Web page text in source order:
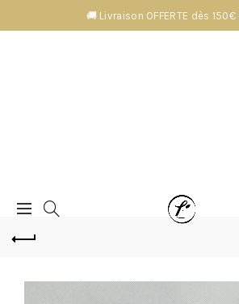
🚚 Livraison OFFERTE dès 150€